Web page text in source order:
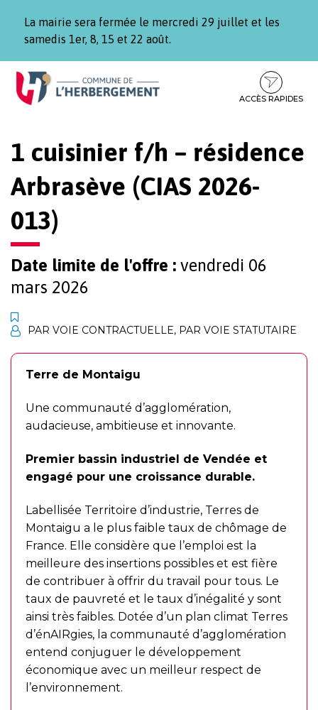
La mairie sera fermée le mercredi 29 juillet et les
samedis 1er, 8, 15 et 22 août.
Aller
Aller
contenu
Aller
pied
ACCÈS RAPIDES
1 cuisinier f/h – résidence
Arbrasève (CIAS 2026-
013)
Date limite de l'offre : vendredi 06
mars 2026
PAR VOIE CONTRACTUELLE, PAR VOIE STATUTAIRE
Terre de Montaigu
Une communauté d’agglomération,
audacieuse, ambitieuse et innovante.
Premier bassin industriel de Vendée et
engagé pour une croissance durable.
Labellisée Territoire d’industrie, Terres de
Montaigu a le plus faible taux de chômage de
France. Elle considère que l’emploi est la
meilleure des insertions possibles et est fière
de contribuer à offrir du travail pour tous. Le
taux de pauvreté et le taux d’inégalité y sont
ainsi très faibles. Dotée d’un plan climat Terres
d’énAIRgies, la communauté d’agglomération
entend conjuguer le développement
économique avec un meilleur respect de
l’environnement.